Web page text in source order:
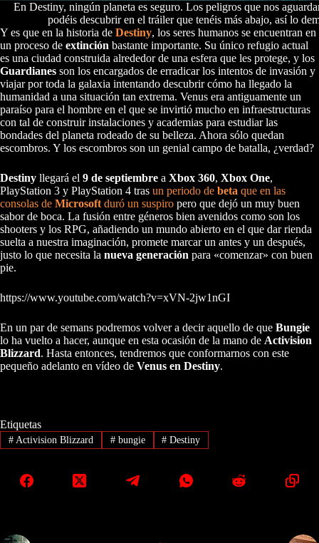
En Destiny, ningún planeta es seguro. Los peligros que nos
podéis descubrir en el tráiler que tenéis más abajo, así lo
Y es que en la historia de Destiny, los seres humanos se encuentran en
un proceso de extinción bastante importante. Su único refugio actual
es una ciudad construida alrededor de una esfera que les protege, y los
Guardianes son los encargados de erradicar los intentos de invasión y
viajar por toda la galaxia intentando descubrir cómo ha llegado la
humanidad a una situación tan extrema. Venus era antiguamente un
paraíso para el hombre en el que se invirtió mucho en infraestructuras
con tal de construir instalaciones y academias para estudiar las
bondades del planeta rodeado de su belleza. Ahora sólo quedan
escombros. Y los escombros son un genial campo de batalla, ¿verdad?
Destiny llegará el 9 de septiembre a Xbox 360, Xbox One,
PlayStation 3 y PlayStation 4 tras un periodo de beta que en las
consolas de Microsoft duró un suspiro pero que dejó un muy buen
sabor de boca. La fusión entre géneros bien avenidos como son los
shooters y los RPG, añadiendo un mundo abierto en el que dar rienda
suelta a nuestra imaginación, promete marcar un antes y un después,
justo lo que necesita la nueva generación para «comenzar» con buen
pie.
https://www.youtube.com/watch?v=xVN-2jw1nGI
En un par de semans podremos volver a decir aquello de que Bungie
lo ha vuelto a hacer, aunque en esta ocasión de la mano de Activision
Blizzard. Hasta entonces, tendremos que conformarnos con este
pequeño adelanto en vídeo de Venus en Destiny.
Etiquetas
#Activision Blizzard #bungie # Destiny